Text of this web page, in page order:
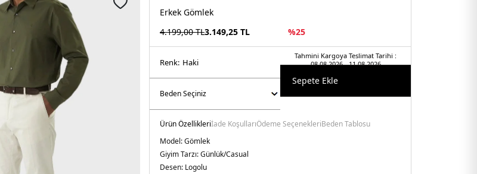
Erkek Gömlek
4.199,00TL3.149,25 TL %25
Tahmini Kargoya Teslimat Tarihi :
08.08.2026 - 11.08.2026
Renk: haki̇
Sepete Ekle
Ürün Özellikleriİade KoşullarıÖdeme SeçenekleriBeden Tablosu
Model:Gömlek
Giyim Tarzı:Günlük/Casual
Desen: Logolu